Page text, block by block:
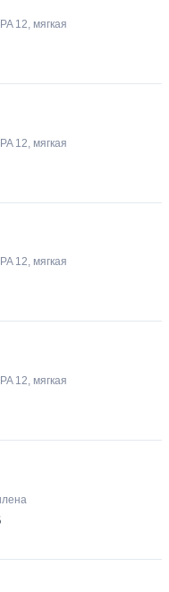
12, мягкая
12, мягкая
12, мягкая
12, мягкая